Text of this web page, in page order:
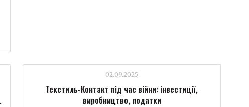
02.09.2025
Текстиль-Контакт під час війни: інвестиції,
виробництво, податки